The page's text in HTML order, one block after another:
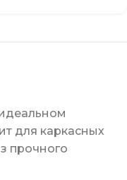
для каркасных
прочного